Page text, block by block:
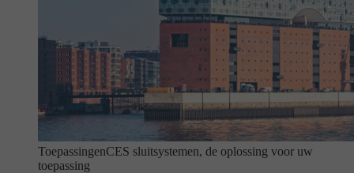
ToepassingenCES sluitsystemen, de oplossing voor uw
toepassing